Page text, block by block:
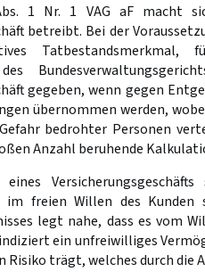
1 Nr. 1 VAG aF macht
betreibt. Bei der
Tatbestandsmerkmal,
des
gegeben, wenn gegen
übernommen werden,
bedrohter Personen
Anzahl beruhende
im freien Willen des
legt nahe, dass es vom
ein unfreiwilliges
Risiko trägt, welches durch die